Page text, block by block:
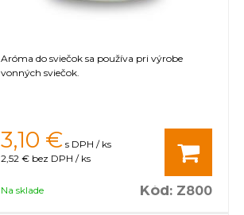
Aróma do sviečok sa používa pri výrobe
vonných sviečok.
3,10 € s DPH / ks
2,52 € bez DPH / ks
Na sklade Kód: Z800